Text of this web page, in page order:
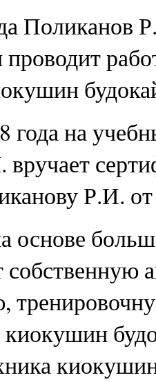
Поликанов
проводит
года на
Р.И.
основе
собственную